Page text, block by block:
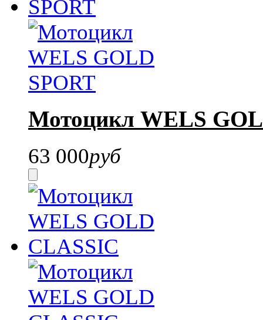
Мотоцикл WELS
63 000руб